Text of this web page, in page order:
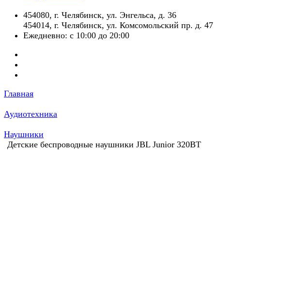
​454080, г. Челябинск, ул. Энгельса, д. 36
454014, г. Челябинск, ул. Комсомольский пр. д. 47
Ежедневно: с 10:00 до 20:00
Главная
Аудиотехника
Наушники
Детские беспроводные наушники JBL Junior 320BT